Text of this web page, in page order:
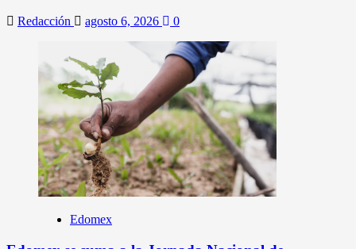
Redacción agosto 6, 2026 0
Edomex